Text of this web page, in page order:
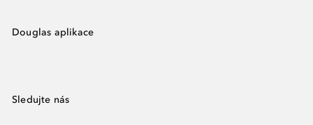
Douglas aplikace
Sledujte nás